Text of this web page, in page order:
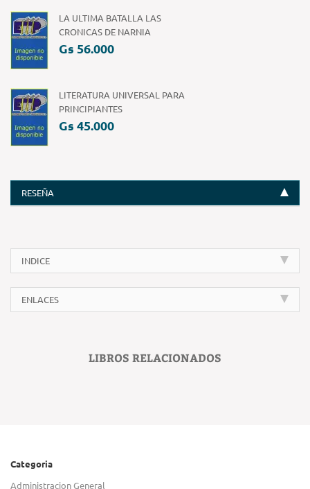
LA ULTIMA BATALLA LAS
CRONICAS DE NARNIA
Gs 56.000
LITERATURA UNIVERSAL PARA
PRINCIPIANTES
Gs 45.000
RESEÑA
INDICE
ENLACES
LIBROS RELACIONADOS
Categoria
Administracion General